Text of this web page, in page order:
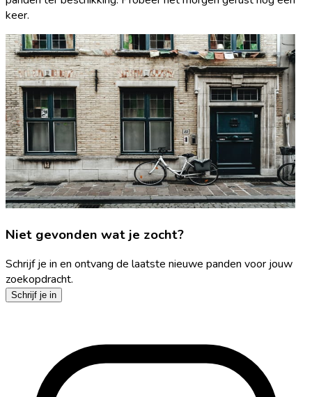
keer.
Niet gevonden wat je zocht?
Schrijf je in en ontvang de laatste nieuwe panden voor jouw
zoekopdracht.
Schrijf je in